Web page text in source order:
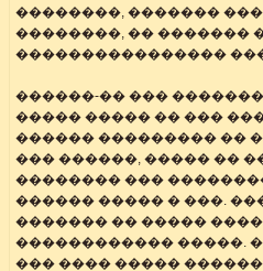
��������, �������
��������, �� �������
����������������
������-�� ���
����� ����� �� ���
������ ��������� ��
��� ������, ����� ��
�������� ���
������ ����� � ���.
������� �� �����
������������ �����.
��� ���� �����